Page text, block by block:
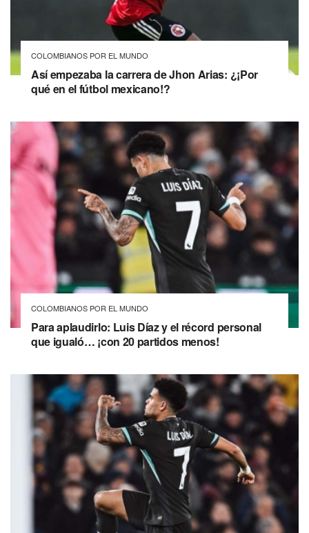
COLOMBIANOS POR EL MUNDO
Así empezaba la carrera de Jhon Arias: ¿¡Por
qué en el fútbol mexicano!?
COLOMBIANOS POR EL MUNDO
Para aplaudirlo: Luis Díaz y el récord personal
que igualó… ¡con 20 partidos menos!